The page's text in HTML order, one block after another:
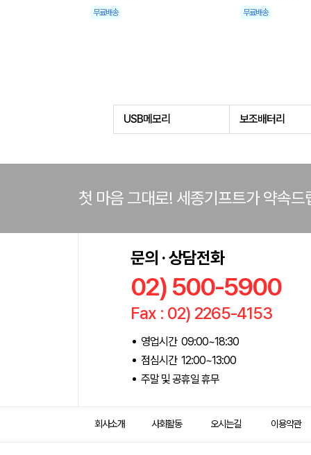
무료배송 무료배송
USB메모리 보조배터리
첫 마음 그대로! 세종기프트가 약속드
문의 · 상담전화
02) 500-5900
Fax : 02) 2265-4153
영업시간 09:00~18:30
점심시간 12:00~13:00
주말 및 공휴일 휴무
회사소개 사회활동 오시는길 이용약관